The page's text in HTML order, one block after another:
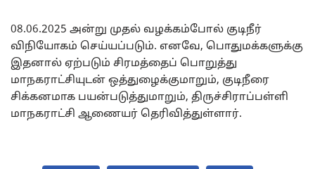
08.06.2025 அன்று முதல் வழக்கம்போல் குடிநீர்
விநியோகம் செய்யப்படும். எனவே, பொதுமக்களுக்கு
இதனால் ஏற்படும் சிரமத்தைப் பொறுத்து
மாநகராட்சியுடன் ஒத்துழைக்குமாறும், குடிநீரை
சிக்கனமாக பயன்படுத்துமாறும், திருச்சிராப்பள்ளி
மாநகராட்சி ஆணையர் தெரிவித்துள்ளார்.